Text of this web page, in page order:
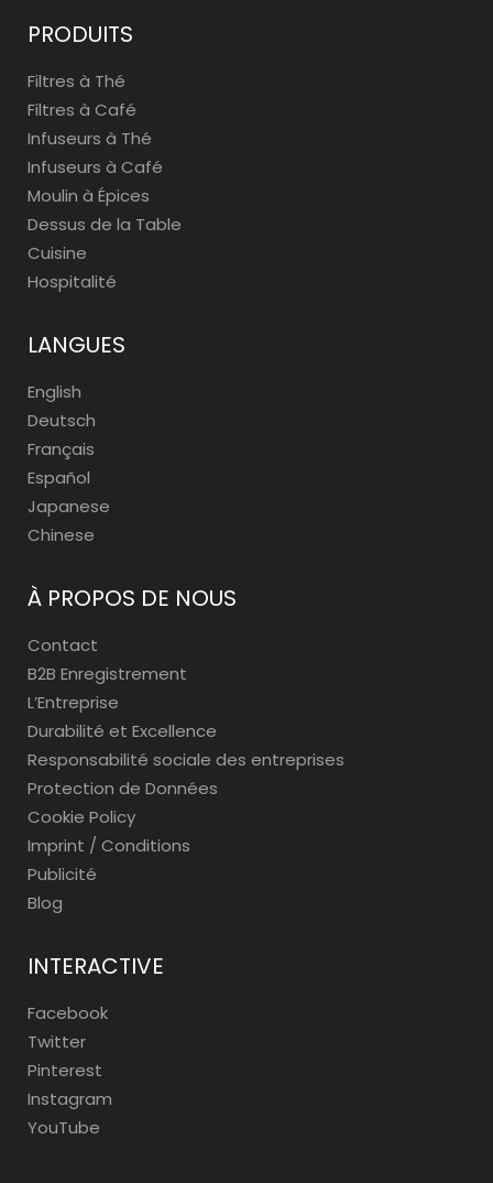
PRODUITS
Filtres à Thé
Filtres à Café
Infuseurs à Thé
Infuseurs à Café
Moulin à Épices
Dessus de la Table
Cuisine
Hospitalité
LANGUES
English
Deutsch
Français
Español
Japanese
Chinese
À PROPOS DE NOUS
Contact
B2B Enregistrement
L’Entreprise
Durabilité et Excellence
Responsabilité sociale des entreprises
Protection de Données
Cookie Policy
Imprint / Conditions
Publicité
Blog
INTERACTIVE
Facebook
Twitter
Pinterest
Instagram
YouTube